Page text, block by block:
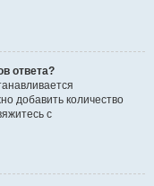
ответа?
добавить количество
с